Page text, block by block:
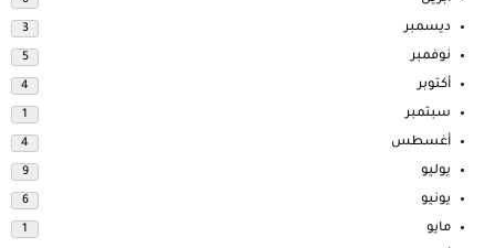
ديسمبر 3
نوفمبر 5
أكتوبر 4
سبتمبر 1
أغسطس 4
يوليو 9
يونيو 6
مايو 1